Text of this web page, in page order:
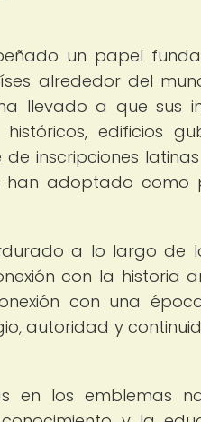
un papel
alrededor del
llevado a que sus
edificios
de inscripciones
han adoptado como
a lo largo de
con la historia
con una
autoridad y
en los emblemas